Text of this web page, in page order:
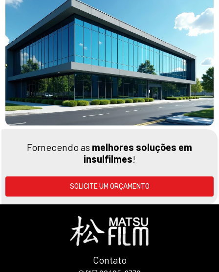
Fornecendo as melhores soluções em
insulfilmes!
SOLICITE UM ORÇAMENTO
Contato